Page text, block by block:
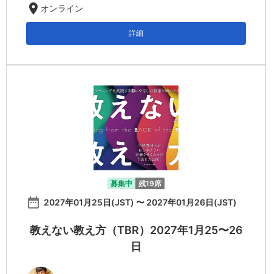
location_on オンライン
詳細
募集中 残19席
date_range 2027年01月25日(JST) 〜 2027年01月26日(JST)
教えない教え方（TBR）2027年1月25〜26
日